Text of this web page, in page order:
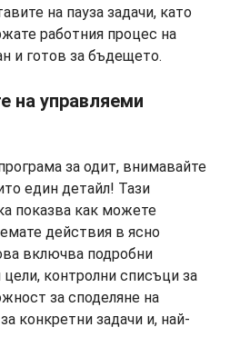
на пауза задачи, като
работния процес на
и готов за бъдещето.
на управляеми